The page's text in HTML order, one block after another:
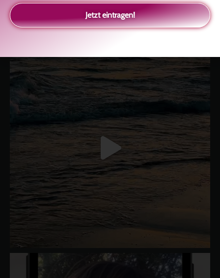
Selbstliebe, Aussöhnung mit der Kindheit, Potenzial entfalten,
glückliche Beziehung-The Master KeyAsha und Marie-Luise
Kolitscher
Sisterlove
Jetzt eintragen!